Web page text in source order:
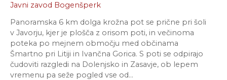
Javni zavod Bogenšperk
Panoramska 6 km dolga krožna pot se prične pri šoli
v Javorju, kjer je plošča z orisom poti, in večinoma
poteka po mejnem območju med občinama
Šmartno pri Litiji in Ivančna Gorica. S poti se odpirajo
čudoviti razgledi na Dolenjsko in Zasavje, ob lepem
vremenu pa seže pogled vse od…